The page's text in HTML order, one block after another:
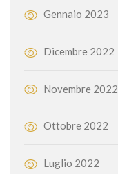
Gennaio 2023
Dicembre 2022
Novembre 2022
Ottobre 2022
Luglio 2022